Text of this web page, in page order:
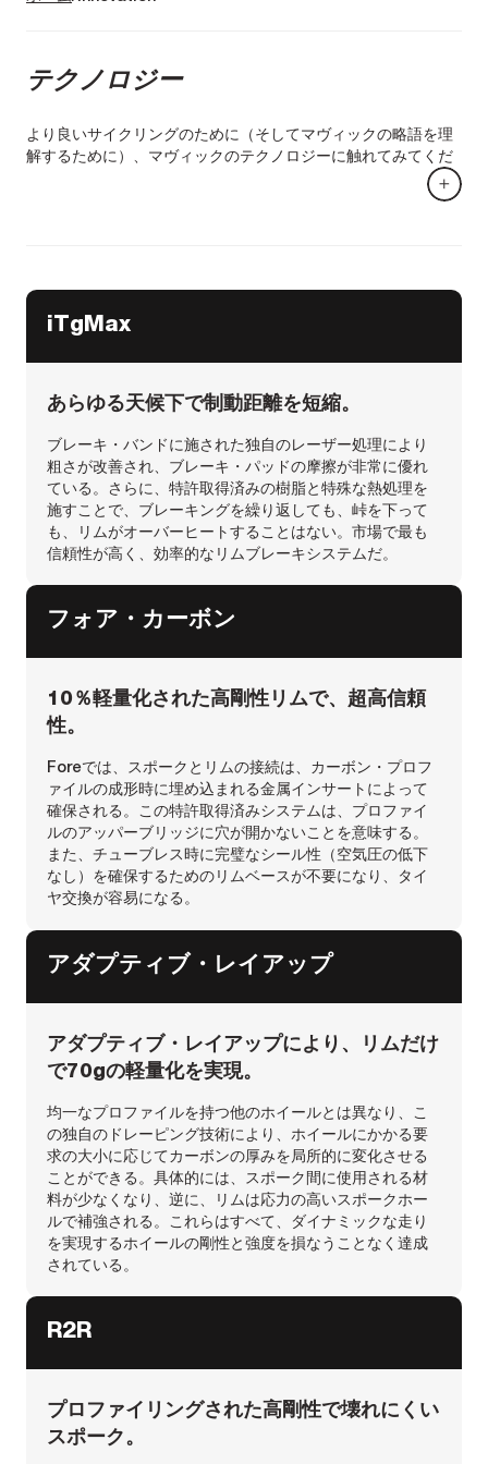
テクノロジー
より良いサイクリングのために（そしてマヴィックの略語を理
解するために）、マヴィックのテクノロジーに触れてみてくだ
さい。最初のアルミリムからチューブレスシステムの発明ま
で、マヴィックはサイクリングの改良を止めませんでした。
iTgMax
あらゆる天候下で制動距離を短縮。
ブレーキ・バンドに施された独自のレーザー処理により
粗さが改善され、ブレーキ・パッドの摩擦が非常に優れ
ている。さらに、特許取得済みの樹脂と特殊な熱処理を
施すことで、ブレーキングを繰り返しても、峠を下って
も、リムがオーバーヒートすることはない。市場で最も
信頼性が高く、効率的なリムブレーキシステムだ。
フォア・カーボン
10％軽量化された高剛性リムで、超高信頼
性。
Foreでは、スポークとリムの接続は、カーボン・プロフ
ァイルの成形時に埋め込まれる金属インサートによって
確保される。この特許取得済みシステムは、プロファイ
ルのアッパーブリッジに穴が開かないことを意味する。
また、チューブレス時に完璧なシール性（空気圧の低下
なし）を確保するためのリムベースが不要になり、タイ
ヤ交換が容易になる。
アダプティブ・レイアップ
アダプティブ・レイアップにより、リムだけ
で70gの軽量化を実現。
均一なプロファイルを持つ他のホイールとは異なり、こ
の独自のドレーピング技術により、ホイールにかかる要
求の大小に応じてカーボンの厚みを局所的に変化させる
ことができる。具体的には、スポーク間に使用される材
料が少なくなり、逆に、リムは応力の高いスポークホー
ルで補強される。これらはすべて、ダイナミックな走り
を実現するホイールの剛性と強度を損なうことなく達成
されている。
R2R
プロファイリングされた高剛性で壊れにくい
スポーク。